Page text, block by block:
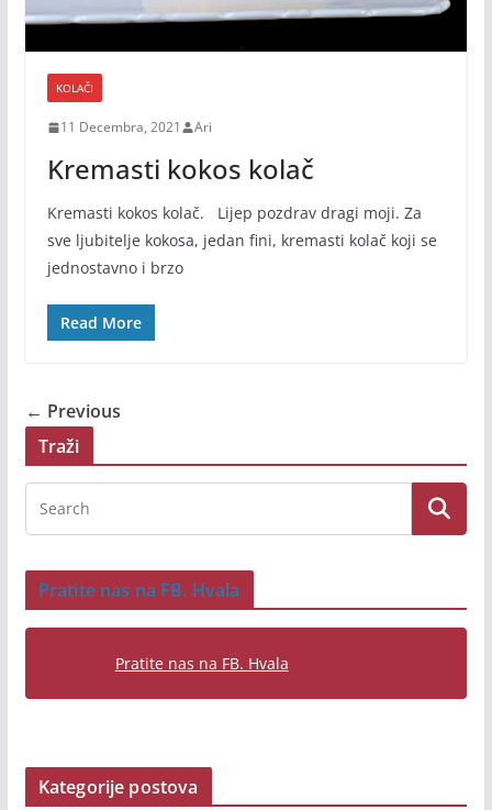
KOLAČI
11 Decembra, 2021 Ari
Kremasti kokos kolač
Kremasti kokos kolač. Lijep pozdrav dragi moji. Za
sve ljubitelje kokosa, jedan fini, kremasti kolač koji se
jednostavno i brzo
Read More
← Previous
Traži
Pratite nas na FB. Hvala
Pratite nas na FB. Hvala
Kategorije postova